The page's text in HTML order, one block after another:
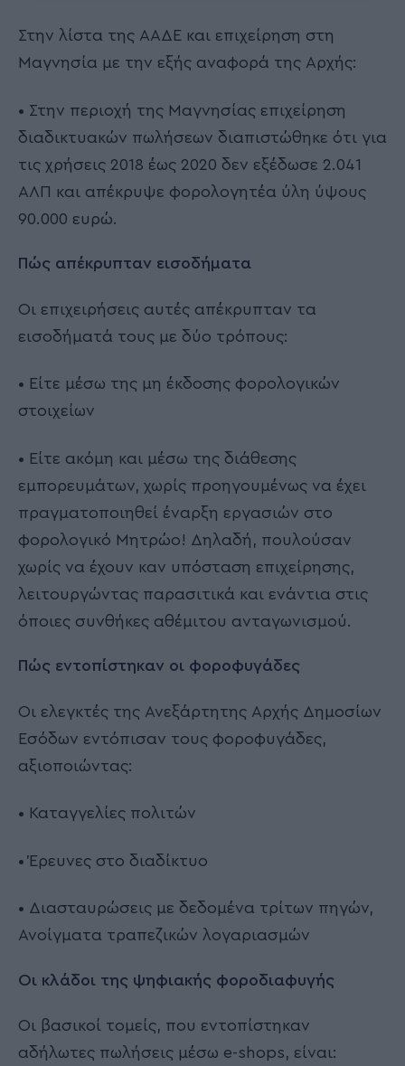
Στην λίστα της ΑΑΔΕ και επιχείρηση στη
Μαγνησία με την εξής αναφορά της Αρχής:
• Στην περιοχή της Μαγνησίας επιχείρηση
διαδικτυακών πωλήσεων διαπιστώθηκε ότι για
τις χρήσεις 2018 έως 2020 δεν εξέδωσε 2.041
ΑΛΠ και απέκρυψε φορολογητέα ύλη ύψους
90.000 ευρώ.
Πώς απέκρυπταν εισοδήματα
Οι επιχειρήσεις αυτές απέκρυπταν τα
εισοδήματά τους με δύο τρόπους:
• Είτε μέσω της μη έκδοσης φορολογικών
στοιχείων
• Είτε ακόμη και μέσω της διάθεσης
εμπορευμάτων, χωρίς προηγουμένως να έχει
πραγματοποιηθεί έναρξη εργασιών στο
φορολογικό Μητρώο! Δηλαδή, πουλούσαν
χωρίς να έχουν καν υπόσταση επιχείρησης,
λειτουργώντας παρασιτικά και ενάντια στις
όποιες συνθήκες αθέμιτου ανταγωνισμού.
Πώς εντοπίστηκαν οι φοροφυγάδες
Οι ελεγκτές της Ανεξάρτητης Αρχής Δημοσίων
Εσόδων εντόπισαν τους φοροφυγάδες,
αξιοποιώντας:
• Καταγγελίες πολιτών
• Έρευνες στο διαδίκτυο
• Διασταυρώσεις με δεδομένα τρίτων πηγών,
Ανοίγματα τραπεζικών λογαριασμών
Οι κλάδοι της ψηφιακής φοροδιαφυγής
Οι βασικοί τομείς, που εντοπίστηκαν
αδήλωτες πωλήσεις μέσω e-shops, είναι: